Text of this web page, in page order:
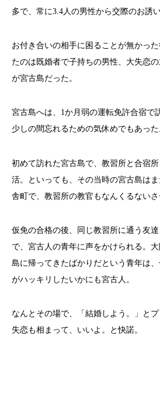
多で、常に3.4人の男性から交際のお誘
お付き合いの相手に困ることが無かっ
たのは既婚者で子持ちの男性、大失恋
が宮古島だった。
宮古島へは、1か月弱の運転免許合宿で
少しの間忘れるための気休めでもあった
初めて訪れた宮古島で、教習所と合宿
活。といっても、その当時の宮古島は
舎町で、教習所の教官もなんくるないさ
仮免の合格の後、同じ教習所に通う友
で、宮古人の青年に声をかけられる。
島に帰ってきたばかりだという青年は
がハッキリしたいかにも宮古人。
なんとその場で、「結婚しよう。」とプ
失恋も相まって、いいよ。と快諾。